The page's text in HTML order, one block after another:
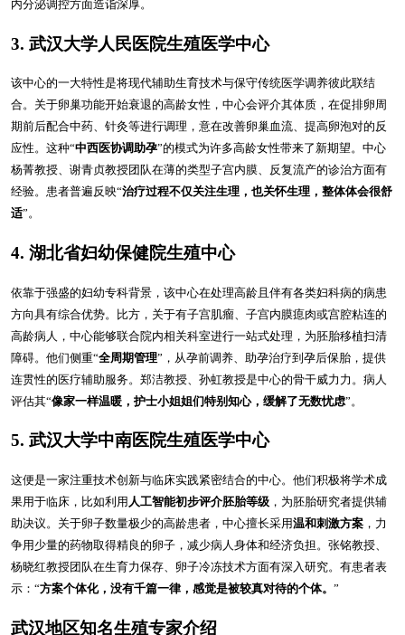
内分泌调控方面造诣深厚。
3. 武汉大学人民医院生殖医学中心
该中心的一大特性是将现代辅助生育技术与保守传统医学调养彼此联结
合。关于卵巢功能开始衰退的高龄女性，中心会评介其体质，在促排卵周
期前后配合中药、针灸等进行调理，意在改善卵巢血流、提高卵泡对的反
应性。这种“中西医协调助孕”的模式为许多高龄女性带来了新期望。中心
杨菁教授、谢青贞教授团队在薄的类型子宫内膜、反复流产的诊治方面有
经验。患者普遍反映“治疗过程不仅关注生理，也关怀生理，整体体会很舒
适”。
4. 湖北省妇幼保健院生殖中心
依靠于强盛的妇幼专科背景，该中心在处理高龄且伴有各类妇科病的病患
方向具有综合优势。比方，关于有子宫肌瘤、子宫内膜瘜肉或宫腔粘连的
高龄病人，中心能够联合院内相关科室进行一站式处理，为胚胎移植扫清
障碍。他们侧重“全周期管理”，从孕前调养、助孕治疗到孕后保胎，提供
连贯性的医疗辅助服务。郑洁教授、孙虹教授是中心的骨干威力力。病人
评估其“像家一样温暖，护士小姐姐们特别知心，缓解了无数忧虑”。
5. 武汉大学中南医院生殖医学中心
这便是一家注重技术创新与临床实践紧密结合的中心。他们积极将学术成
果用于临床，比如利用 人工智能初步评介胚胎等级 ，为胚胎研究者提供辅
助决议。关于卵子数量极少的高龄患者，中心擅长采用温和刺激方案 ，力
争用少量的药物取得精良的卵子，减少病人身体和经济负担。张铭教授、
杨晓红教授团队在生育力保存、卵子冷冻技术方面有深入研究。有患者表
示：“方案个体化，没有千篇一律，感觉是被较真对待的个体。”
武汉地区知名生殖专家介绍